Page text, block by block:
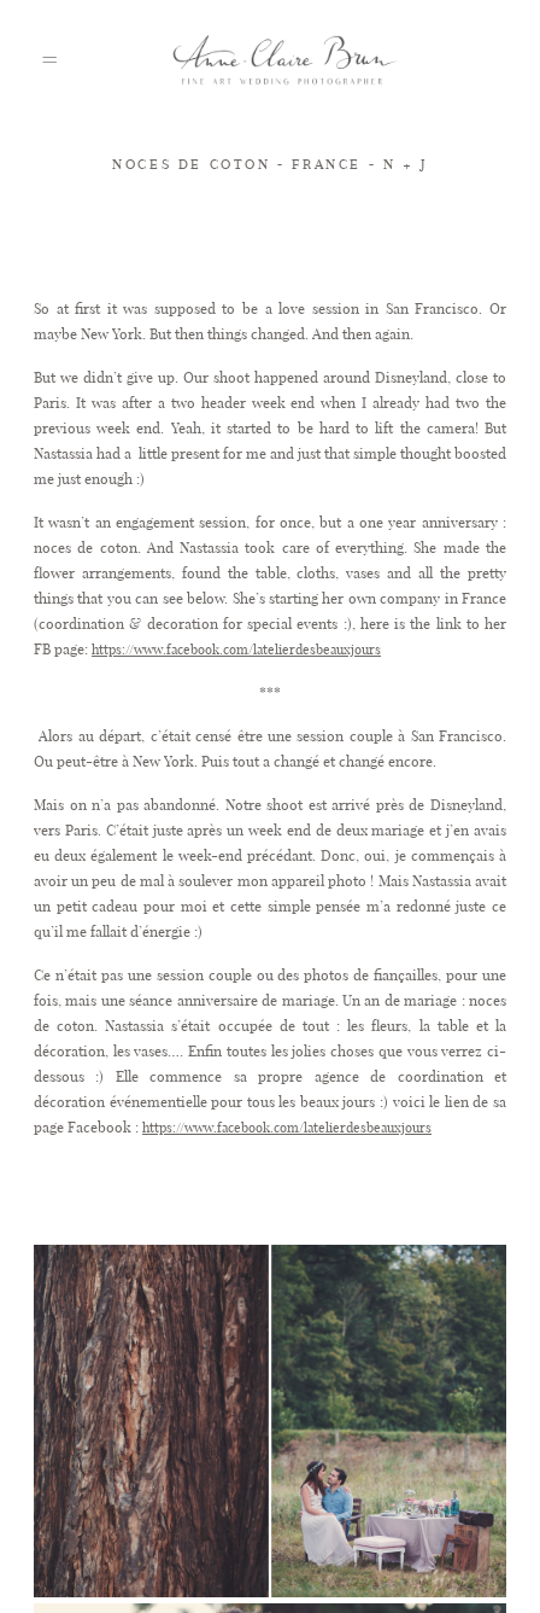
INFO
CONTACT
NOCES DE COTON - FRANCE - N + J
So at first it was supposed to be a love session in San Francisco. Or
maybe New York. But then things changed. And then again.
But we didn’t give up. Our shoot happened around Disneyland, close to
Paris. It was after a two header week end when I already had two the
previous week end. Yeah, it started to be hard to lift the camera! But
Nastassia had a little present for me and just that simple thought boosted
me just enough :)
It wasn’t an engagement session, for once, but a one year anniversary :
noces de coton. And Nastassia took care of everything. She made the
flower arrangements, found the table, cloths, vases and all the pretty
things that you can see below. She’s starting her own company in France
(coordination & decoration for special events :), here is the link to her
FB page: https://www.facebook.com/latelierdesbeauxjours
***
Alors au départ, c’était censé être une session couple à San Francisco.
Ou peut-être à New York. Puis tout a changé et changé encore.
Mais on n’a pas abandonné. Notre shoot est arrivé près de Disneyland,
vers Paris. C’était juste après un week end de deux mariage et j’en avais
eu deux également le week-end précédant. Donc, oui, je commençais à
avoir un peu de mal à soulever mon appareil photo ! Mais Nastassia avait
un petit cadeau pour moi et cette simple pensée m’a redonné juste ce
qu’il me fallait d’énergie :)
Ce n’était pas une session couple ou des photos de fiançailles, pour une
fois, mais une séance anniversaire de mariage. Un an de mariage : noces
de coton. Nastassia s’était occupée de tout : les fleurs, la table et la
décoration, les vases…. Enfin toutes les jolies choses que vous verrez ci-
dessous :) Elle commence sa propre agence de coordination et
décoration événementielle pour tous les beaux jours :) voici le lien de sa
page Facebook : https://www.facebook.com/latelierdesbeauxjours